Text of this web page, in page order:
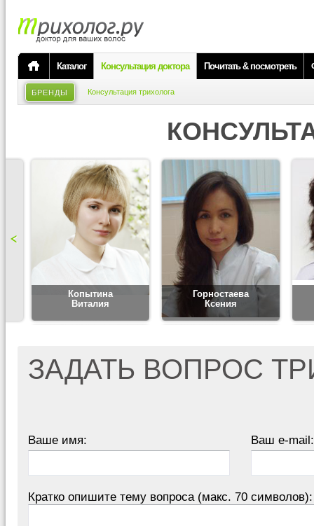
Каталог Консультация доктора Почитать & посмотреть
БРЕНДЫ Консультация трихолога
Копытина
Виталия
Горностаева
Ксения
ЗАДАТЬ ВОПРОС
Ваше имя: Ваш e-mail:
Кратко опишите тему вопроса (макс. 70 символов):